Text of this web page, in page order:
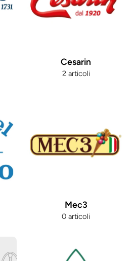
Cesarin
2 articoli
Mec3
0 articoli